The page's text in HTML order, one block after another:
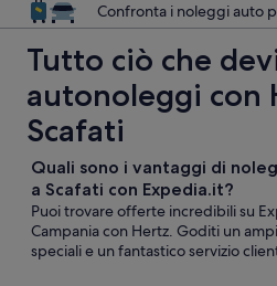
Confronta i noleggi auto
Tutto ciò che
autonoleggi con
Scafati
Quali sono i vantaggi di
a Scafati con Expedia.it?
Puoi trovare offerte incredibili su
Campania con Hertz. Goditi un
speciali e un fantastico servizio